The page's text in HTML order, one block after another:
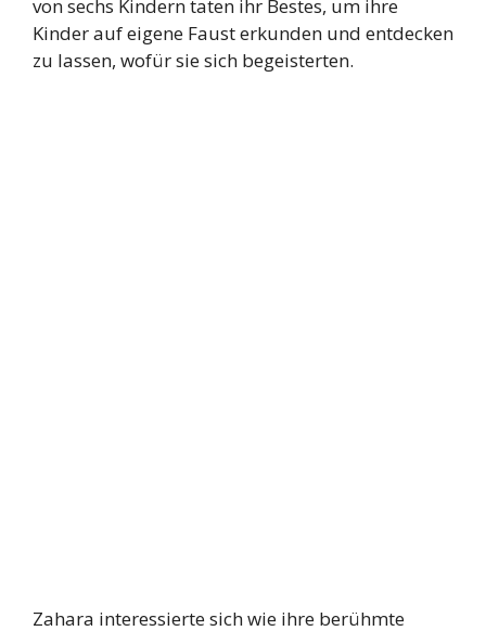
von sechs Kindern taten ihr Bestes, um ihre
Kinder auf eigene Faust erkunden und entdecken
zu lassen, wofür sie sich begeisterten.
Zahara interessierte sich wie ihre berühmte